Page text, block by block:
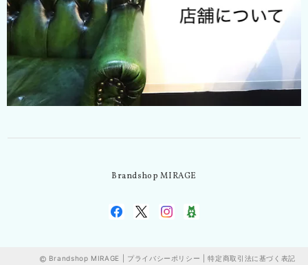
Brandshop MIRAGE
Brandshop MIRAGE | プライバシーポリシー |特定商取引法に基づく表記